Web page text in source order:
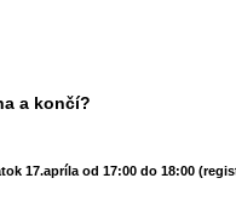
a končí?
17.apríla od 17:00 do 18:00